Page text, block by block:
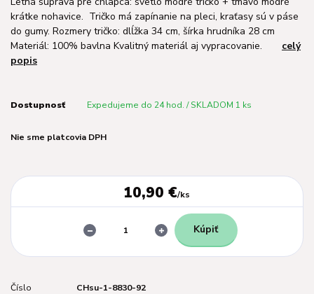
krátke nohavice. Tričko má zapínanie na pleci, kraťasy sú v páse
do gumy. Rozmery tričko: dlĺžka 34 cm, šírka hrudníka 28 cm
Materiál: 100% bavlna Kvalitný materiál aj vypracovanie. celý
popis
Dostupnosť Expedujeme do 24 hod. / SKLADOM 1 ks
Nie sme platcovia DPH
10,90 €/ks
Kúpiť
Číslo
CHsu-1-8830-92